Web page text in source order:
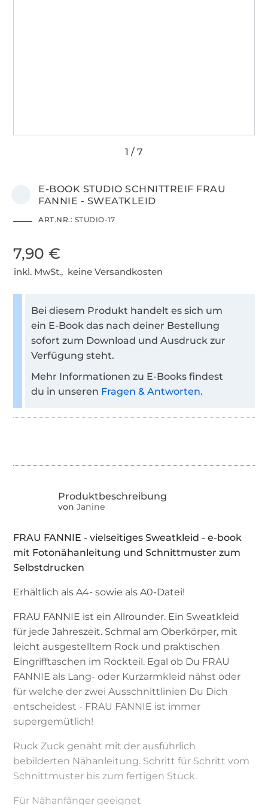
E-BOOK STUDIO SCHNITTREIF FRAU
FANNIE - SWEATKLEID
ART.NR.: STUDIO-17
7,90 €
inkl. MwSt., keine Versandkosten
Bei diesem Produkt handelt es sich um
ein E-Book das nach deiner Bestellung
sofort zum Download und Ausdruck zur
Verfügung steht.
Mehr Informationen zu E-Books findest
du in unseren Fragen & Antworten.
von Janine
FRAU FANNIE - vielseitiges Sweatkleid - e-book
mit Fotonähanleitung und Schnittmuster zum
Selbstdrucken
Erhältlich als A4- sowie als A0-Datei!
FRAU FANNIE ist ein Allrounder. Ein Sweatkleid
für jede Jahreszeit. Schmal am Oberkörper, mit
leicht ausgestelltem Rock und praktischen
Eingrifftaschen im Rockteil. Egal ob Du FRAU
FANNIE als Lang- oder Kurzarmkleid nähst oder
für welche der zwei Ausschnittlinien Du Dich
entscheidest - FRAU FANNIE ist immer
supergemütlich!
Ruck Zuck genäht mit der ausführlich
bebilderten Nähanleitung. Schritt für Schritt vom
Schnittmuster bis zum fertigen Stück.
Für Nähanfänger geeignet